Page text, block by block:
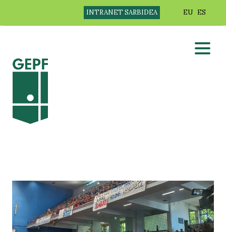
INTRANET SARBIDEA EU ES
HERNANI, ANDOAIN ETA AZKOITIA, 2026KO
GIPUZKOAKO HERRIARTEKO TXAPELDUNAK